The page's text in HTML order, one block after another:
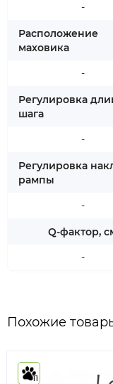
-
Расположение
маховика
-
Регулировка
шага
-
Регулировка
рампы
-
Q-фактор,
-
Похожие
11